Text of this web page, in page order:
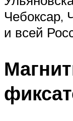
Чебоксар,
и всей